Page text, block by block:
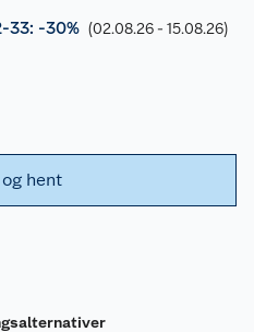
33: -30% (02.08.26 - 15.08.26)
hent